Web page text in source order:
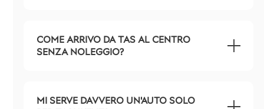
COME ARRIVO DA TAS AL CENTRO
SENZA NOLEGGIO?
MI SERVE DAVVERO UN'AUTO SOLO